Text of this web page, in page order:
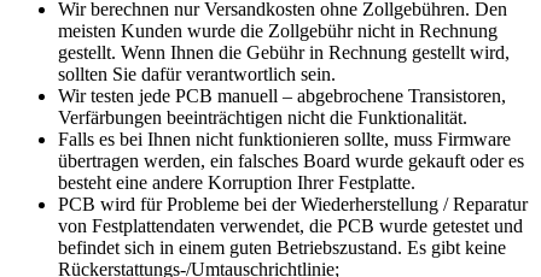
Wir berechnen nur Versandkosten ohne Zollgebühren. Den
meisten Kunden wurde die Zollgebühr nicht in Rechnung
gestellt. Wenn Ihnen die Gebühr in Rechnung gestellt wird,
sollten Sie dafür verantwortlich sein.
Wir testen jede PCB manuell – abgebrochene Transistoren,
Verfärbungen beeinträchtigen nicht die Funktionalität.
Falls es bei Ihnen nicht funktionieren sollte, muss Firmware
übertragen werden, ein falsches Board wurde gekauft oder es
besteht eine andere Korruption Ihrer Festplatte.
PCB wird für Probleme bei der Wiederherstellung / Reparatur
von Festplattendaten verwendet, die PCB wurde getestet und
befindet sich in einem guten Betriebszustand. Es gibt keine
Rückerstattungs-/Umtauschrichtlinie;